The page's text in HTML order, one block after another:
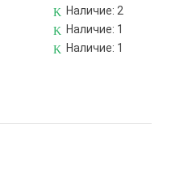
Наличие: 2
Наличие: 1
Наличие: 1